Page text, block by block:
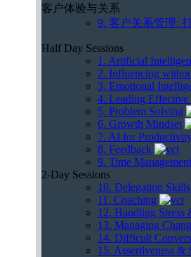
客户体验与关系
9. 客户关系管理:
Half Day Sessions
1. Artificial
2. Influencing
3. Emotional
4. Leading Effective
5. Problem Solving
6. Growth Mindset
7. AI for
8. Feedback
9. Time Management
2-Day Sessions
10. Delegation
11. Coaching
12. Handling
13. Managing
14. Difficult
15. Assertiveness &